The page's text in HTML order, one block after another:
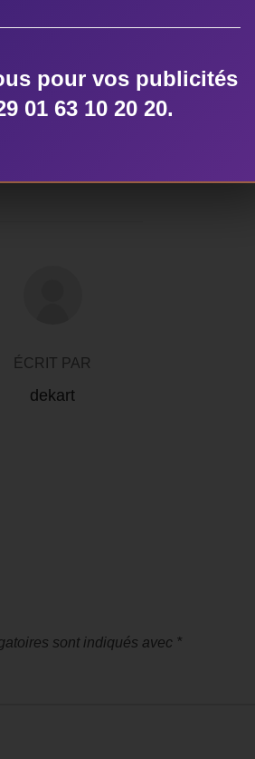
ÉCRIT PAR
dekart
sont indiqués avec *
pour vos publicités
01 63 10 20 20.